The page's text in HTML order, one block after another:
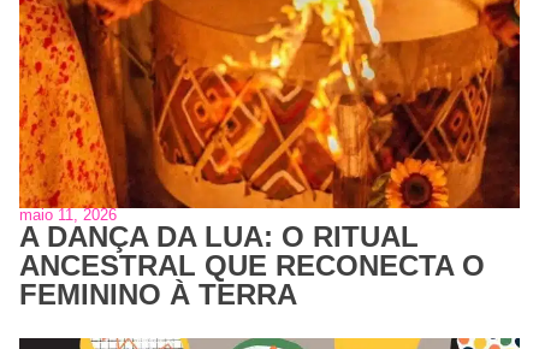
maio 11, 2026
A DANÇA DA LUA: O RITUAL
ANCESTRAL QUE RECONECTA O
FEMININO À TERRA